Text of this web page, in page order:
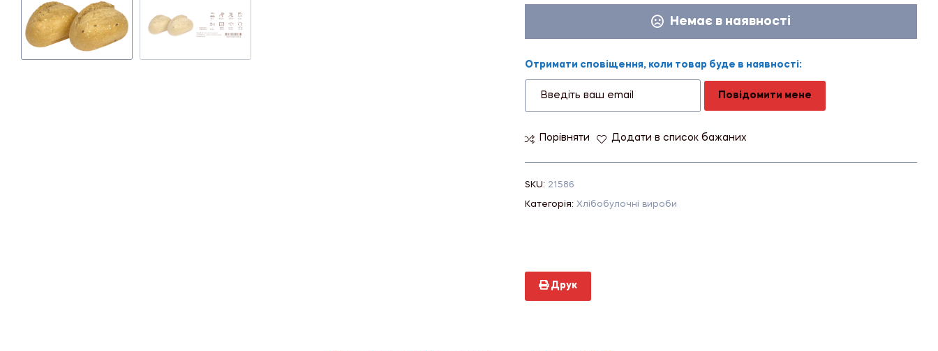
Немає в наявності
Отримати сповіщення, коли товар буде в наявності:
Повідомити мене
Порівняти Додати в список бажаних
SKU: 21586
Категорія: Хлібобулочні вироби
Друк